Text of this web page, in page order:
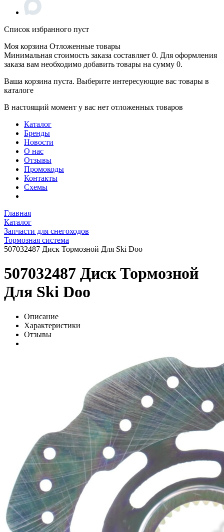
Список избранного пуст
Моя корзина Отложенные товары
Минимальная стоимость заказа составляет 0. Для оформления
заказа вам необходимо добавить товары на сумму 0.
Ваша корзина пуста. Выберите интересующие вас товары в
каталоге
В настоящий момент у вас нет отложенных товаров
Каталог
Бренды
Новости
О нас
Отзывы
Промокоды
Контакты
Схемы
Главная
Каталог
Запчасти для снегоходов
Тормозная система
507032487 Диск Тормозной Для Ski Doo
507032487 Диск Тормозной
Для Ski Doo
Описание
Характеристики
Отзывы